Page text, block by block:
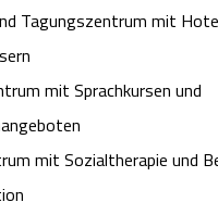
Videos
Ralf Schumacher Kart &
Tagungszentrum mit
mit Sprachkursen und
mit Sozialtherapie und